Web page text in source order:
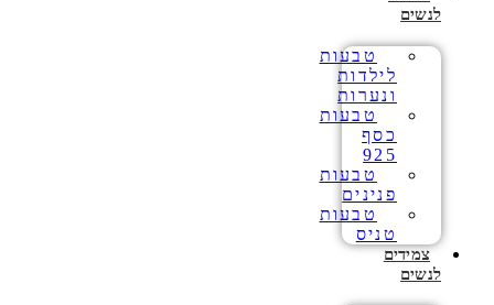
לנשים
טבעות
לילדות
ונערות
טבעות
כסף
925
טבעות
פנינים
טבעות
טניס
צמידים
לנשים